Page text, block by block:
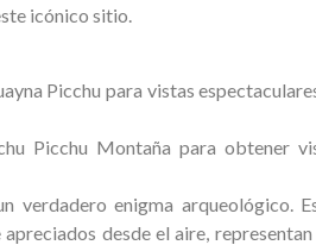
icónico sitio.
Picchu para vistas
Picchu Montaña para obtener
verdadero enigma arqueológico.
desde el aire, representan